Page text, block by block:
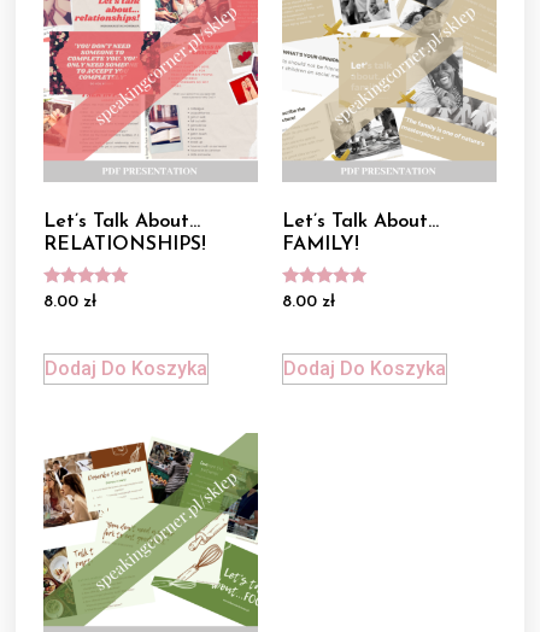
Let’s Talk About…
RELATIONSHIPS!
Oceniono
8.00 zł
Dodaj Do Koszyka
Let’s Talk About…
FAMILY!
Oceniono
8.00 zł
Dodaj Do Koszyka